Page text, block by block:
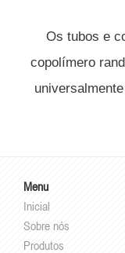
Os tubos e
copolímero
Menu
Inicial
Sobre nós
Produtos